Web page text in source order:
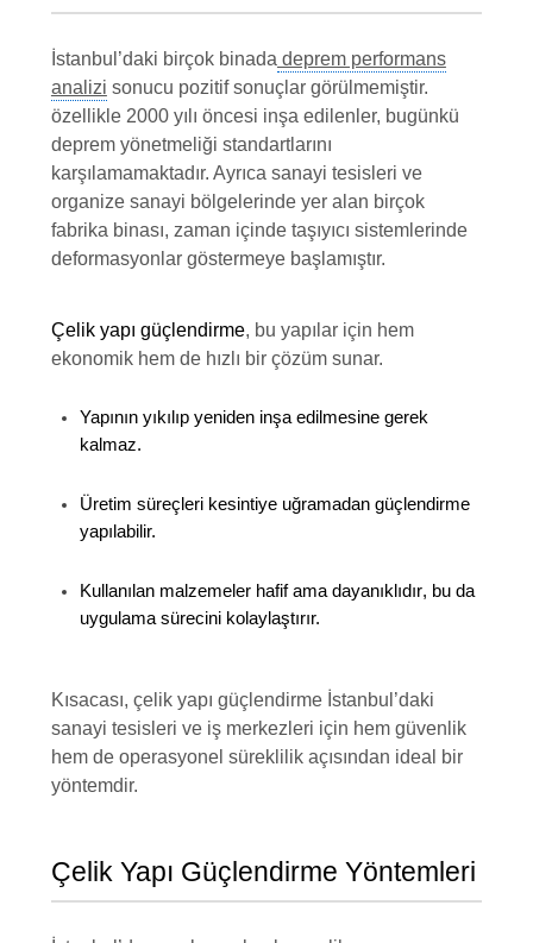
İstanbul’daki birçok binada deprem performans
analizi sonucu pozitif sonuçlar görülmemiştir.
özellikle 2000 yılı öncesi inşa edilenler, bugünkü
deprem yönetmeliği standartlarını
karşılamamaktadır. Ayrıca sanayi tesisleri ve
organize sanayi bölgelerinde yer alan birçok
fabrika binası, zaman içinde taşıyıcı sistemlerinde
deformasyonlar göstermeye başlamıştır.
Çelik yapı güçlendirme, bu yapılar için hem
ekonomik hem de hızlı bir çözüm sunar.
Yapının yıkılıp yeniden inşa edilmesine gerek
kalmaz.
Üretim süreçleri kesintiye uğramadan güçlendirme
yapılabilir.
Kullanılan malzemeler hafif ama dayanıklıdır, bu da
uygulama sürecini kolaylaştırır.
Kısacası, çelik yapı güçlendirme İstanbul’daki
sanayi tesisleri ve iş merkezleri için hem güvenlik
hem de operasyonel süreklilik açısından ideal bir
yöntemdir.
Çelik Yapı Güçlendirme Yöntemleri